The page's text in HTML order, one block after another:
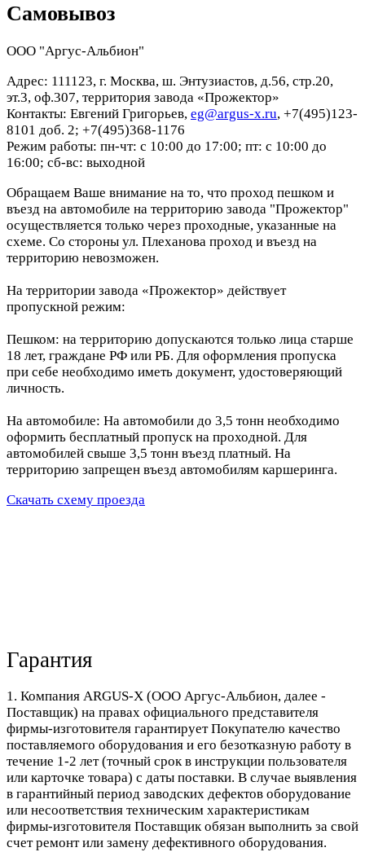
Самовывоз
ООО "Аргус-Альбион"
Адрес: 111123, г. Москва, ш. Энтузиастов, д.56, стр.20,
эт.3, оф.307, территория завода «Прожектор»
Контакты: Евгений Григорьев, eg@argus-x.ru, +7(495)123-
8101 доб. 2; +7(495)368-1176
Режим работы: пн-чт: с 10:00 до 17:00; пт: с 10:00 до
16:00; сб-вс: выходной
Обращаем Ваше внимание на то, что проход пешком и
въезд на автомобиле на территорию завода "Прожектор"
осуществляется только через проходные, указанные на
схеме. Со стороны ул. Плеханова проход и въезд на
территорию невозможен.
На территории завода «Прожектор» действует
пропускной режим:
Пешком: на территорию допускаются только лица старше
18 лет, граждане РФ или РБ. Для оформления пропуска
при себе необходимо иметь документ, удостоверяющий
личность.
На автомобиле: На автомобили до 3,5 тонн необходимо
оформить бесплатный пропуск на проходной. Для
автомобилей свыше 3,5 тонн въезд платный. На
территорию запрещен въезд автомобилям каршеринга.
Скачать схему проезда
Гарантия
1. Компания ARGUS-X (ООО Аргус-Альбион, далее -
Поставщик) на правах официального представителя
фирмы-изготовителя гарантирует Покупателю качество
поставляемого оборудования и его безотказную работу в
течение 1-2 лет (точный срок в инструкции пользователя
или карточке товара) с даты поставки. В случае выявления
в гарантийный период заводских дефектов оборудование
или несоответствия техническим характеристикам
фирмы-изготовителя Поставщик обязан выполнить за свой
счет ремонт или замену дефективного оборудования.